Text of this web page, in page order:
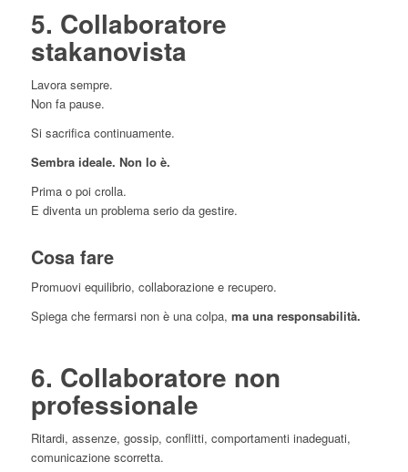
5. Collaboratore
stakanovista
Lavora sempre.
Non fa pause.
Si sacrifica continuamente.
Sembra ideale. Non lo è.
Prima o poi crolla.
E diventa un problema serio da gestire.
Cosa fare
Promuovi equilibrio, collaborazione e recupero.
Spiega che fermarsi non è una colpa, ma una responsabilità.
6. Collaboratore non
professionale
Ritardi, assenze, gossip, conflitti, comportamenti inadeguati,
comunicazione scorretta.